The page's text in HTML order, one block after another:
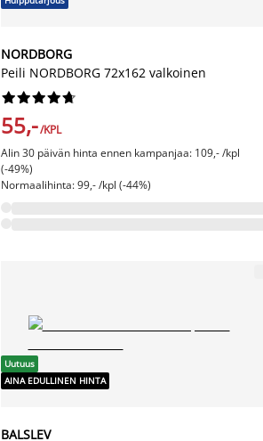
NORDBORG
Peili NORDBORG 72x162 valkoinen






55,-/KPL
Alin 30 päivän hinta ennen kampanjaa: 109,- /kpl
(-49%)
Normaalihinta: 99,- /kpl (-44%)
Uutuus
AINA EDULLINEN HINTA
BALSLEV